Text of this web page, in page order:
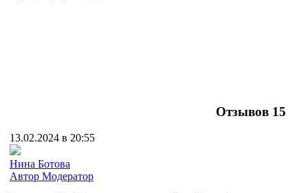
Отзывов 15
13.02.2024 в 20:55
Нина Ботова
Автор Модератор